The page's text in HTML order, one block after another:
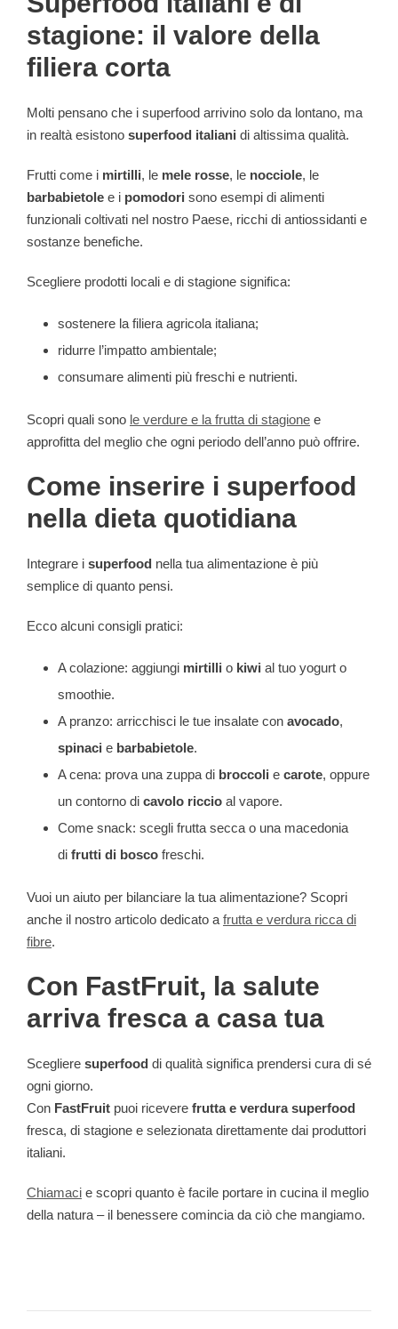
stagione: il valore della
filiera corta
Molti pensano che i superfood arrivino solo da lontano, ma
in realtà esistono superfood italiani di altissima qualità.
Frutti come i mirtilli, le mele rosse, le nocciole, le
barbabietole e i pomodori sono esempi di alimenti
funzionali coltivati nel nostro Paese, ricchi di antiossidanti e
sostanze benefiche.
Scegliere prodotti locali e di stagione significa:
sostenere la filiera agricola italiana;
ridurre l’impatto ambientale;
consumare alimenti più freschi e nutrienti.
Scopri quali sono le verdure e la frutta di stagione e
approfitta del meglio che ogni periodo dell’anno può offrire.
Come inserire i superfood
nella dieta quotidiana
Integrare i superfood nella tua alimentazione è più
semplice di quanto pensi.
Ecco alcuni consigli pratici:
A colazione: aggiungi mirtilli o kiwi al tuo yogurt o
smoothie.
A pranzo: arricchisci le tue insalate con avocado,
spinaci e barbabietole.
A cena: prova una zuppa di broccoli e carote, oppure
un contorno di cavolo riccio al vapore.
Come snack: scegli frutta secca o una macedonia
di frutti di bosco freschi.
Vuoi un aiuto per bilanciare la tua alimentazione? Scopri
anche il nostro articolo dedicato a frutta e verdura ricca di
fibre.
Con FastFruit, la salute
arriva fresca a casa tua
Scegliere superfood di qualità significa prendersi cura di sé
ogni giorno.
Con FastFruit puoi ricevere frutta e verdura superfood
fresca, di stagione e selezionata direttamente dai produttori
italiani.
Chiamaci e scopri quanto è facile portare in cucina il meglio
della natura – il benessere comincia da ciò che mangiamo.